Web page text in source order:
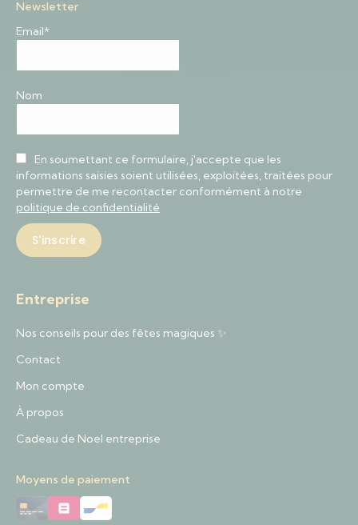
Newsletter
Email*
Nom
En soumettant ce formulaire, j'accepte que les
informations saisies soient utilisées, exploitées, traitées pour
permettre de me recontacter conformément à notre
politique de confidentialité
Entreprise
Nos conseils pour des fêtes magiques ✨
Contact
Mon compte
À propos
Cadeau de Noel entreprise
Moyens de paiement